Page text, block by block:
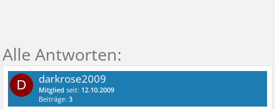
D darkrose2009
Mitglied seit: 12.10.2009
Beiträge:3